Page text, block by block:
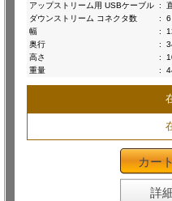
アップストリーム用 USBケーブル :
ダウンストリーム コネクタ数
:
6
幅
:
奥行
:
高さ
:
重量
:
カー
詳